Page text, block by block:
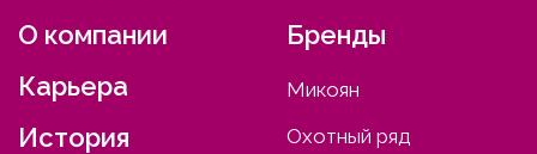
О компании
Карьера
История
Бренды
Микоян
Охотный ряд